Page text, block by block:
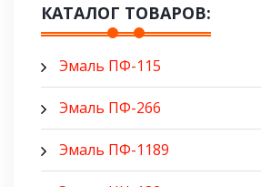
КАТАЛОГ ТОВАРОВ:
Эмаль ПФ-115
Эмаль ПФ-266
Эмаль ПФ-1189